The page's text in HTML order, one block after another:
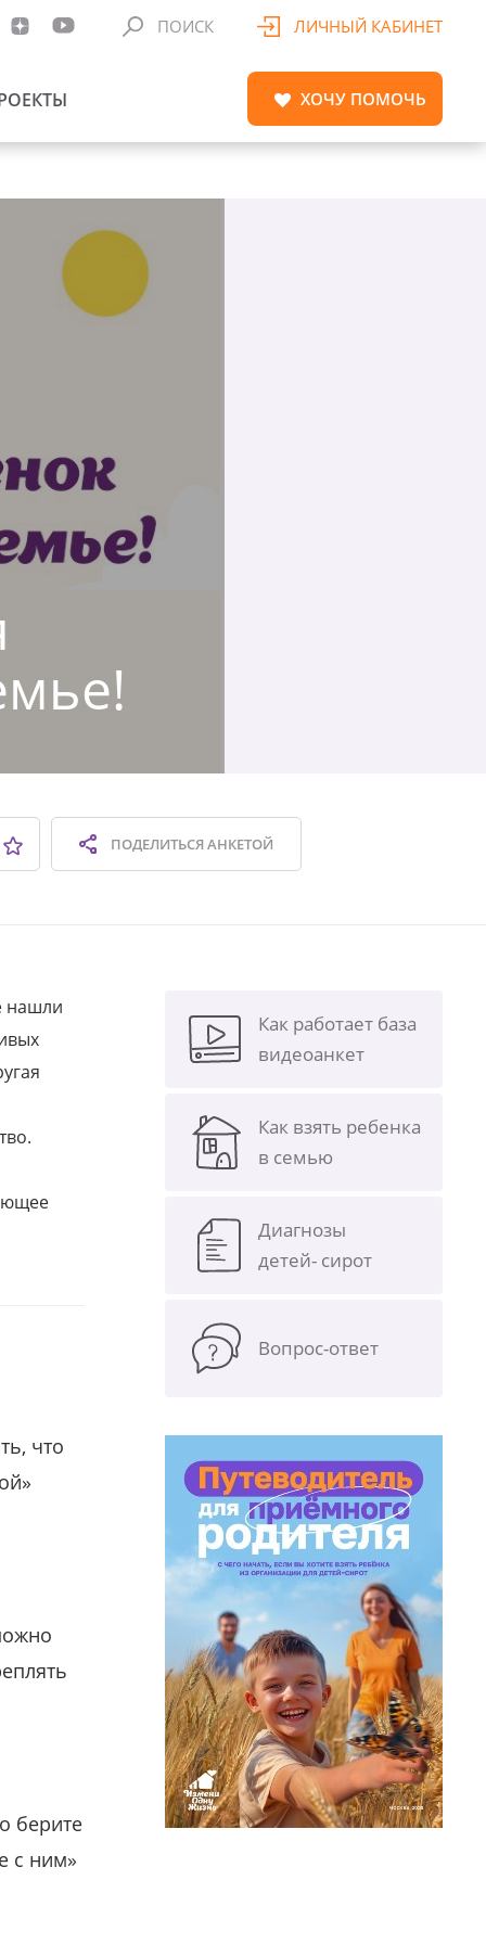
ПОИСК ЛИЧНЫЙ КАБИНЕТ
ХОЧУ ПОМОЧЬ
ПОДЕЛИТЬСЯАНКЕТОЙ
нашли
что
берите
с ним»
Как работает база
видеоанкет
Как взять ребенка
в семью
Диагнозы
детей- сирот
Вопрос-ответ